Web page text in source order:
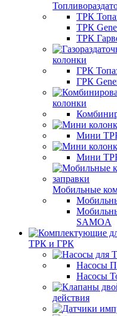
ТРК
ТРК
ТРК
колонки
ГРК
ГРК
колонки
Мини
Мини
Мобильные
SAMOA
ТРК и ГРК
Насосы
Насосы
действия